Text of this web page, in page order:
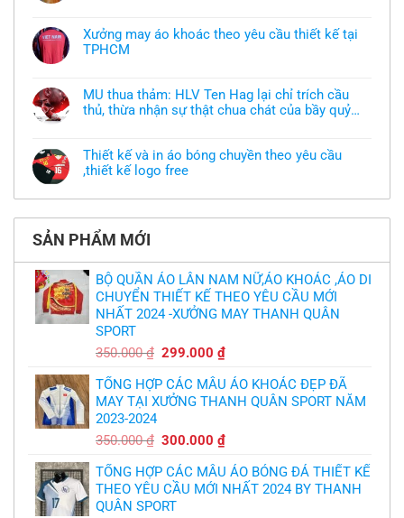
bình
luận
ở
áo
thun
đồng
chưa
có
mẫu
thì
làm
Xưởng may áo khoác theo yêu cầu thiết kế tại
TPHCM
bình
luận
ở
Xưởng
khoác
theo
yêu
thiết
tại
TPHCM
MU thua thảm: HLV Ten Hag lại chỉ trích cầu
thủ, thừa nhận sự thật chua chát của bầy quỷ
bình
luận
ở
MU
thảm:
Hag
lại
trích
cầu
thủ,
thừa
nhận
sự
thật
chát
bầy
quỷ
nhỏ
Thiết kế và in áo bóng chuyền theo yêu cầu
,thiết kế logo free
có
luận
Thiết
và
in
áo
bóng
chuyền
theo
yêu
,thiết
free
SẢN PHẨM MỚI
BỘ QUẦN ÁO LÂN NAM NỮ,ÁO KHOÁC ,ÁO DI
CHUYỂN THIẾT KẾ THEO YÊU CẦU MỚI
NHẤT 2024 -XƯỞNG MAY THANH QUÂN
SPORT
350.000₫ Giá
là:
350.000 ₫.
299.000₫Giá
tại
là:
TỔNG HỢP CÁC MẪU ÁO KHOÁC ĐẸP ĐÃ
MAY TẠI XƯỞNG THANH QUÂN SPORT NĂM
2023-2024
350.000₫ Giá
là:
350.000 ₫.
300.000₫Giá
tại
là:
TỔNG HỢP CÁC MẪU ÁO BÓNG ĐÁ THIẾT KẾ
THEO YÊU CẦU MỚI NHẤT 2024 BY THANH
QUÂN SPORT